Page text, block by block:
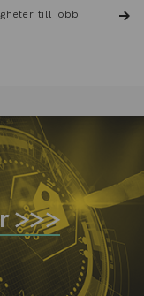
till jobb
>>>